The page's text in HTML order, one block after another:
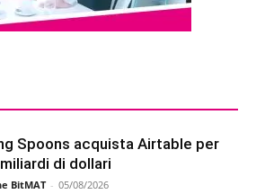
Spoons acquista Airtable per
di dollari
BitMAT - 05/08/2026